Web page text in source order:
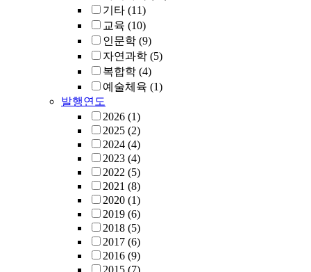
기타 (11)
교육 (10)
인문학 (9)
자연과학 (5)
복합학 (4)
예술체육 (1)
발행연도
2026 (1)
2025 (2)
2024 (4)
2023 (4)
2022 (5)
2021 (8)
2020 (1)
2019 (6)
2018 (5)
2017 (6)
2016 (9)